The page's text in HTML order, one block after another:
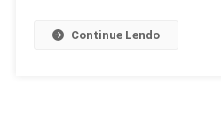
Continue Lendo